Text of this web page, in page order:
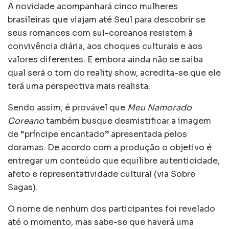
A novidade acompanhará cinco mulheres
brasileiras que viajam até Seul para descobrir se
seus romances com sul-coreanos resistem à
convivência diária, aos choques culturais e aos
valores diferentes. E embora ainda não se saiba
qual será o tom do reality show, acredita-se que ele
terá uma perspectiva mais realista.
Sendo assim, é provável que Meu Namorado
Coreanotambém busque desmistificar a imagem
de “príncipe encantado” apresentada pelos
doramas. De acordo com a produção o objetivo é
entregar um conteúdo que equilibre autenticidade,
afeto e representatividade cultural (via Sobre
Sagas).
O nome de nenhum dos participantes foi revelado
até o momento, mas sabe-se que haverá uma